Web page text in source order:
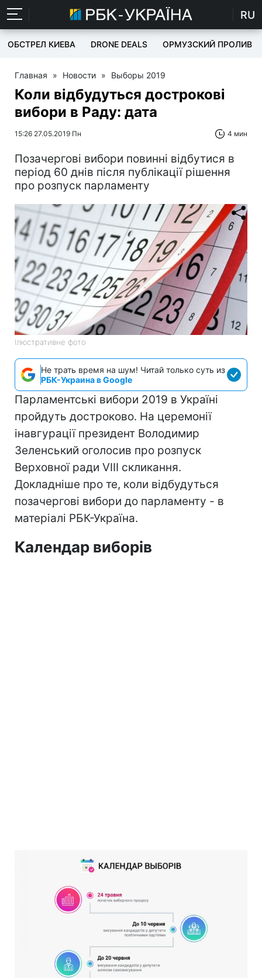
RU
ОБСТРЕЛ КИЕВА DRONE DEALS ОРМУЗСКИЙ ПРОЛИВ
Главная » Новости » Выборы 2019
Коли відбудуться дострокові
вибори в Раду: дата
15:26 27.05.2019 Пн 4 мин
Позачергові вибори повинні відбутися в
період 60 днів після публікації рішення
про розпуск парламенту
Ілюстративне фото
Не трать время на шум! Читай только суть из
РБК-Украина в Google
Парламентські вибори 2019 в Україні
пройдуть достроково. На церемонії
інавгурації президент Володимир
Зеленський оголосив про розпуск
Верховної ради VIII скликання.
Докладніше про те, коли відбудуться
позачергові вибори до парламенту - в
матеріалі РБК-Україна.
Календар виборів